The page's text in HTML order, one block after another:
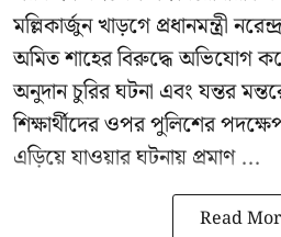
মল্লিকার্জুন খাড়গে প্রধানমন্ত্রী
অমিত শাহের বিরুদ্ধে অভিযোগ
অনুদান চুরির ঘটনা এবং যন্তর
শিক্ষার্থীদের ওপর পুলিশের
এড়িয়ে যাওয়ার ঘটনায় প্রমাণ ...
Read